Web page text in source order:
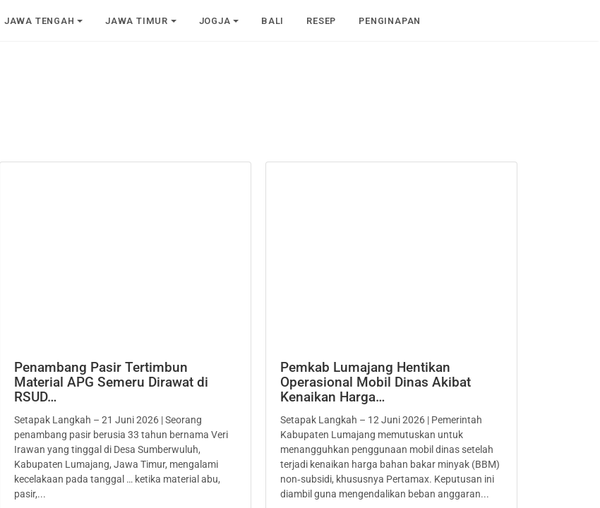
JAWA TENGAH JAWA TIMUR JOGJA BALI RESEP PENGINAPAN
Penambang Pasir Tertimbun
Material APG Semeru Dirawat di
RSUD…
Setapak Langkah – 21 Juni 2026 | Seorang
penambang pasir berusia 33 tahun bernama Veri
Irawan yang tinggal di Desa Sumberwuluh,
Kabupaten Lumajang, Jawa Timur, mengalami
kecelakaan pada tanggal … ketika material abu,
pasir,...
Pemkab Lumajang Hentikan
Operasional Mobil Dinas Akibat
Kenaikan Harga…
Setapak Langkah – 12 Juni 2026 | Pemerintah
Kabupaten Lumajang memutuskan untuk
menangguhkan penggunaan mobil dinas setelah
terjadi kenaikan harga bahan bakar minyak (BBM)
non‑subsidi, khususnya Pertamax. Keputusan ini
diambil guna mengendalikan beban anggaran...